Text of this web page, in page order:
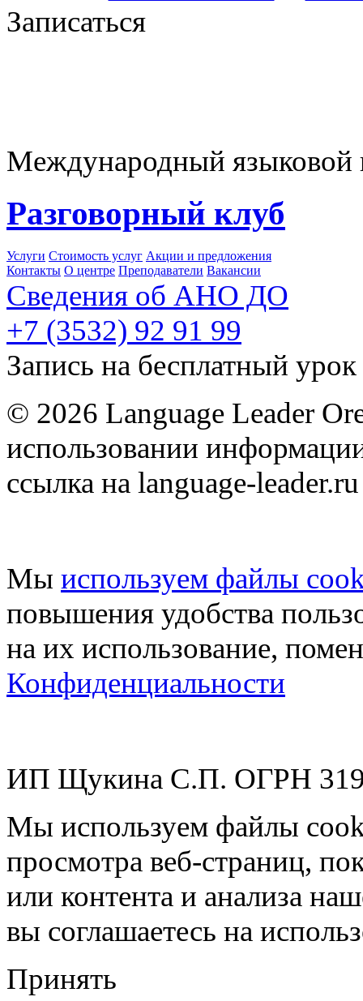
Записаться
Международный языковой
Разговорный клуб
Услуги Стоимость услуг Акции и предложения
Контакты О центре Преподаватели Вакансии
Сведения об АНО ДО
+7 (3532) 92 91 99
Запись на бесплатный урок
© 2026 Language Leader
использовании
ссылка на language-
Мы используем файлы
повышения удобства
на их использование,
Конфиденциальности
ИП Щукина С.П. ОГРН
Мы используем файлы
просмотра веб-страниц,
или контента и анализа
вы соглашаетесь на
Принять